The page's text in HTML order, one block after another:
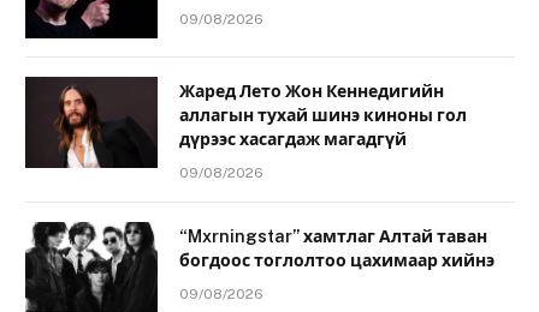
09/08/2026
Жаред Лето Жон Кеннедигийн
аллагын тухай шинэ киноны гол
дүрээс хасагдаж магадгүй
09/08/2026
“Mxrningstar” хамтлаг Алтай таван
богдоос тоглолтоо цахимаар хийнэ
09/08/2026